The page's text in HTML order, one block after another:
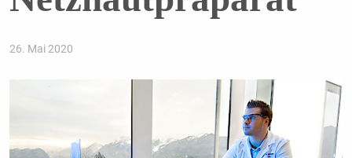
26. Mai 2020